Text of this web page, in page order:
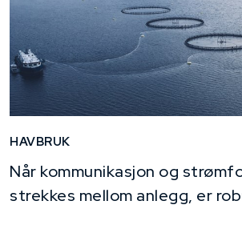
HAVBRUK
Når kommunikasjon og
strekkes mellom anlegg, er